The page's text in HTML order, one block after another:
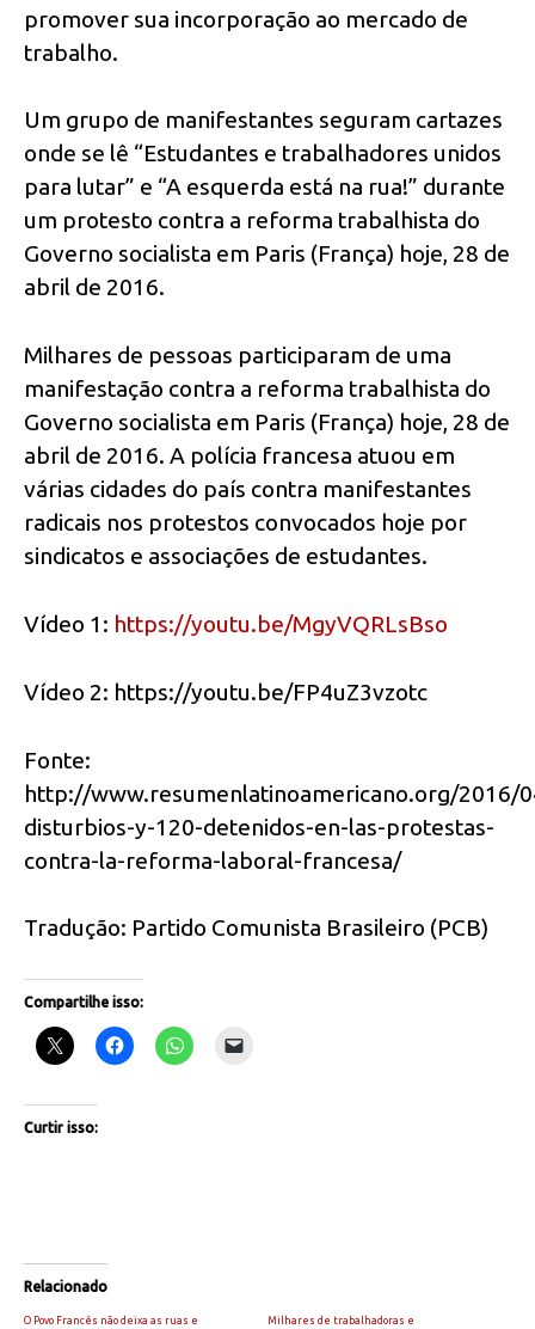
promover sua incorporação ao mercado de
trabalho.
Um grupo de manifestantes seguram cartazes
onde se lê “Estudantes e trabalhadores unidos
para lutar” e “A esquerda está na rua!” durante
um protesto contra a reforma trabalhista do
Governo socialista em Paris (França) hoje, 28 de
abril de 2016.
Milhares de pessoas participaram de uma
manifestação contra a reforma trabalhista do
Governo socialista em Paris (França) hoje, 28 de
abril de 2016. A polícia francesa atuou em
várias cidades do país contra manifestantes
radicais nos protestos convocados hoje por
sindicatos e associações de estudantes.
Vídeo 1: https://youtu.be/MgyVQRLsBso
Vídeo 2: https://youtu.be/FP4uZ3vzotc
Fonte:
http://www.resumenlatinoamericano.org/2016/
disturbios-y-120-detenidos-en-las-protestas-
contra-la-reforma-laboral-francesa/
Tradução: Partido Comunista Brasileiro (PCB)
Compartilhe isso:
Curtir isso:
Relacionado
O Povo Francês não deixa as ruas e Milhares de trabalhadoras e